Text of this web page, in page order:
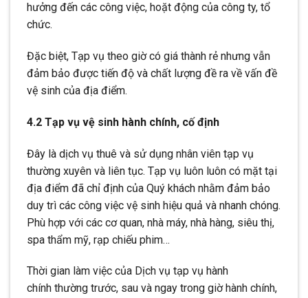
hưởng đến các công việc, hoặt động của công ty, tổ
chức.
Đặc biệt, Tạp vụ theo giờ có giá thành rẻ nhưng vẫn
đảm bảo được tiến độ và chất lượng đề ra về vấn đề
vệ sinh của địa điểm.
4.2 Tạp vụ vệ sinh hành chính, cố định
Đây là dịch vụ thuê và sử dụng nhân viên tạp vụ
thường xuyên và liên tục. Tạp vụ luôn luôn có mặt tại
địa điểm đã chỉ định của Quý khách nhằm đảm bảo
duy trì các công việc vệ sinh hiệu quả và nhanh chóng.
Phù hợp với các cơ quan, nhà máy, nhà hàng, siêu thị,
spa thẩm mỹ, rạp chiếu phim…
Thời gian làm việc của Dịch vụ tạp vụ hành
chính thường trước, sau và ngay trong giờ hành chính,